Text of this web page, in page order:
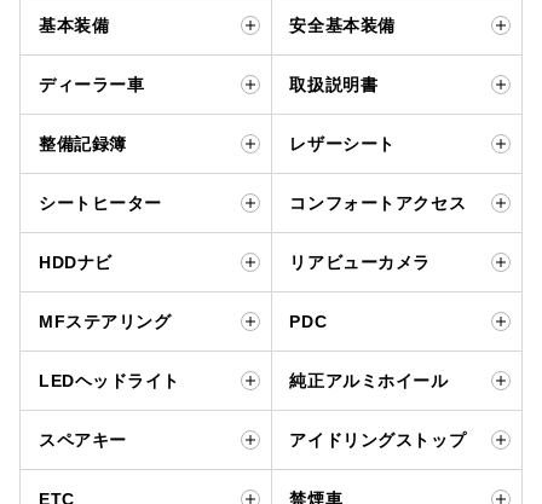
基本装備 安全基本装備
ディーラー車 取扱説明書
整備記録簿 レザーシート
シートヒーター コンフォートアクセス
HDDナビ リアビューカメラ
MFステアリング PDC
LEDヘッドライト 純正アルミホイール
スペアキー アイドリングストップ
ETC 禁煙車